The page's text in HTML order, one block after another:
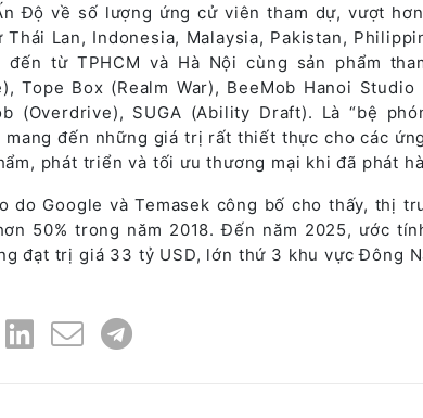
Độ về số lượng ứng cử viên tham dự, vượt
Lan, Indonesia, Malaysia, Pakistan,
từ TPHCM và Hà Nội cùng sản phẩm
Tope Box (Realm War), BeeMob Hanoi Studio
(Overdrive), SUGA (Ability Draft). Là “bệ
mang đến những giá trị rất thiết thực cho các
phát triển và tối ưu thương mại khi đã phát
do Google và Temasek công bố cho thấy, thị
50% trong năm 2018. Đến năm 2025, ước
đạt trị giá 33 tỷ USD, lớn thứ 3 khu vực Đông